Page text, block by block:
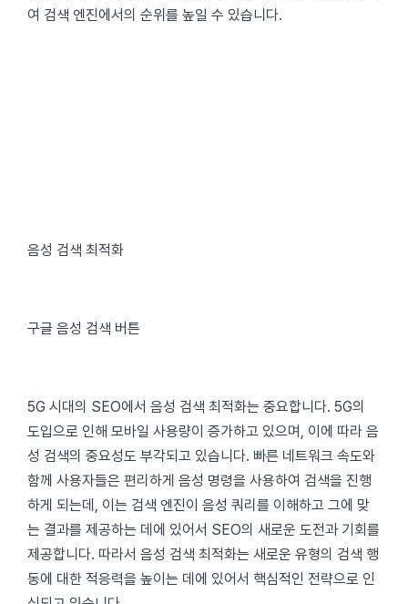
여 검색 엔진에서의 순위를 높일 수 있습니다.
음성 검색 최적화
구글 음성 검색 버튼
5G 시대의 SEO에서 음성 검색 최적화는 중요합니다. 5G의
도입으로 인해 모바일 사용량이 증가하고 있으며, 이에 따라 음
성 검색의 중요성도 부각되고 있습니다. 빠른 네트워크 속도와
함께 사용자들은 편리하게 음성 명령을 사용하여 검색을 진행
하게 되는데, 이는 검색 엔진이 음성 쿼리를 이해하고 그에 맞
는 결과를 제공하는 데에 있어서 SEO의 새로운 도전과 기회를
제공합니다. 따라서 음성 검색 최적화는 새로운 유형의 검색 행
동에 대한 적응력을 높이는 데에 있어서 핵심적인 전략으로 인